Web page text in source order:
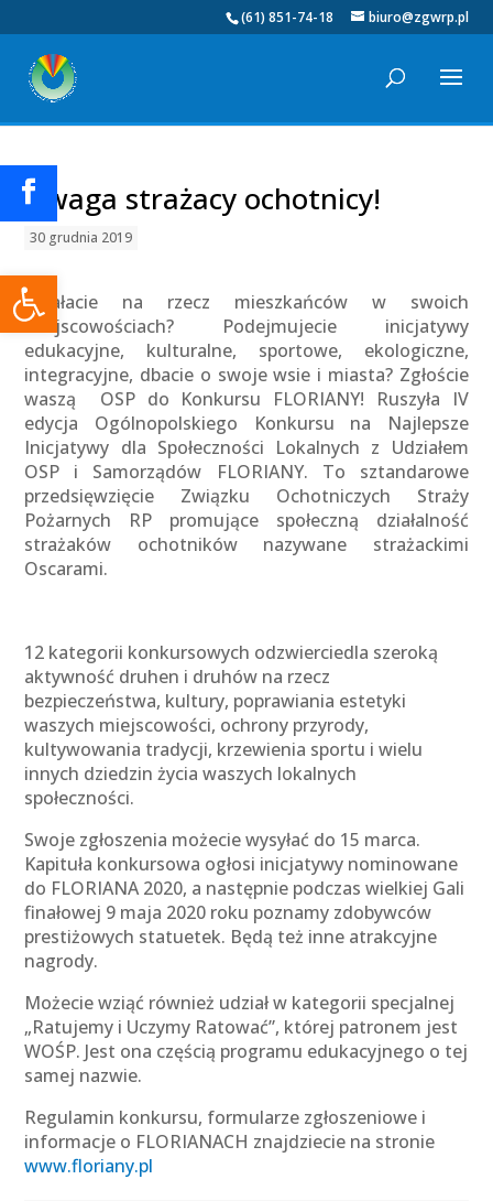
Otwórz pasek narzędzi
(61) 851-74-18 biuro@zgwrp.pl
Uwaga strażacy ochotnicy!
30 grudnia 2019
Działacie na rzecz mieszkańców w swoich
miejscowościach? Podejmujecie inicjatywy
edukacyjne, kulturalne, sportowe, ekologiczne,
integracyjne, dbacie o swoje wsie i miasta? Zgłoście
waszą OSP do Konkursu FLORIANY! Ruszyła IV
edycja Ogólnopolskiego Konkursu na Najlepsze
Inicjatywy dla Społeczności Lokalnych z Udziałem
OSP i Samorządów FLORIANY. To sztandarowe
przedsięwzięcie Związku Ochotniczych Straży
Pożarnych RP promujące społeczną działalność
strażaków ochotników nazywane strażackimi
Oscarami.
12 kategorii konkursowych odzwierciedla szeroką
aktywność druhen i druhów na rzecz
bezpieczeństwa, kultury, poprawiania estetyki
waszych miejscowości, ochrony przyrody,
kultywowania tradycji, krzewienia sportu i wielu
innych dziedzin życia waszych lokalnych
społeczności.
Swoje zgłoszenia możecie wysyłać do 15 marca.
Kapituła konkursowa ogłosi inicjatywy nominowane
do FLORIANA 2020, a następnie podczas wielkiej Gali
finałowej 9 maja 2020 roku poznamy zdobywców
prestiżowych statuetek. Będą też inne atrakcyjne
nagrody.
Możecie wziąć również udział w kategorii specjalnej
„Ratujemy i Uczymy Ratować”, której patronem jest
WOŚP. Jest ona częścią programu edukacyjnego o tej
samej nazwie.
Regulamin konkursu, formularze zgłoszeniowe i
informacje o FLORIANACH znajdziecie na stronie
www.floriany.pl